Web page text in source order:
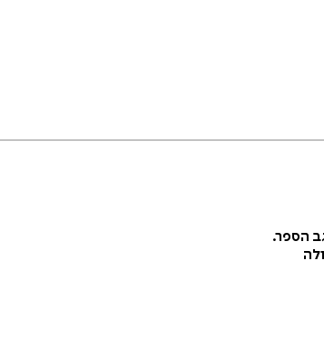
הספר.